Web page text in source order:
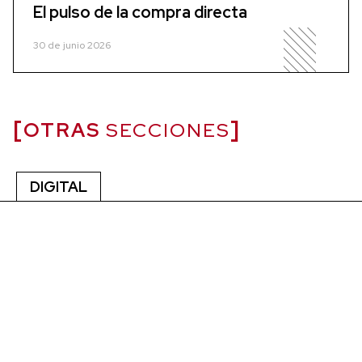
El pulso de la compra directa
30 de junio 2026
OTRAS SECCIONES
DIGITAL